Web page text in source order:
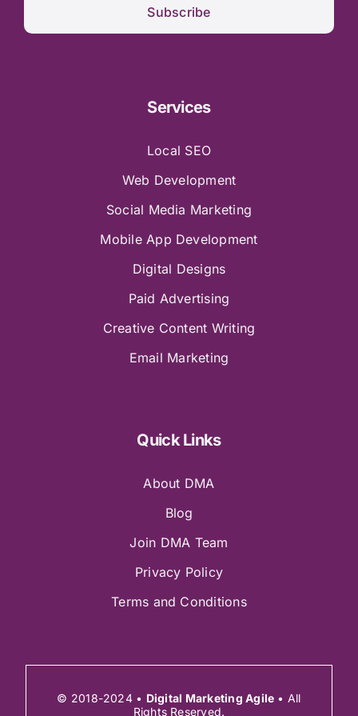
Subscribe
Services
Local SEO
Web Development
Social Media Marketing
Mobile App Development
Digital Designs
Paid Advertising
Creative Content Writing
Email Marketing
Quick Links
About DMA
Blog
Join DMA Team
Privacy Policy
Terms and Conditions
© 2018-2024 • Digital Marketing Agile • All
Rights Reserved.